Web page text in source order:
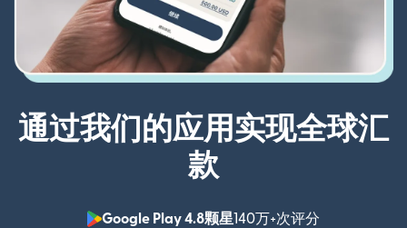
通过我们的应用实现全球汇
款
Google Play 4.8颗星140万+次评分